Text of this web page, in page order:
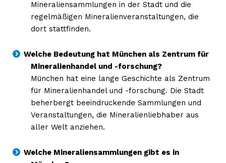
Erhalte unseren
kostenlosen Newsletter
Mineraliensammlungen in der Stadt und die
regelmäßigen Mineralienveranstaltungen, die
dort stattfinden.
Welche Bedeutung hat München als Zentrum für
Mineralienhandel und -forschung?
München hat eine lange Geschichte als Zentrum
für Mineralienhandel und -forschung. Die Stadt
beherbergt beeindruckende Sammlungen und
Veranstaltungen, die Mineralienliebhaber aus
aller Welt anziehen.
Welche Mineraliensammlungen gibt es in